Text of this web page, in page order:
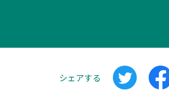
シェアする